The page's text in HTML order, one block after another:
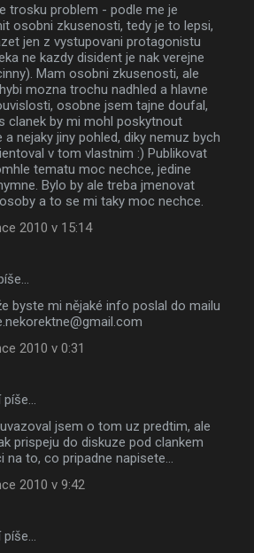
trosku problem - podle me je
osobni zkusenosti, tedy je to lepsi,
jen z vystupovani protagonistu
ne kazdy disident je nak verejne
Mam osobni zkusenosti, ale
mozna trochu nadhled a hlavne
osobne jsem tajne doufal,
clanek by mi mohl poskytnout
nejaky jiny pohled, diky nemuz bych
v tom vlastnim :) Publikovat
tematu moc nechce, jedine
Bylo by ale treba jmenovat
a to se mi taky moc nechce.
2010 v 15:14
byste mi nějaké info poslal do mailu
2010 v 0:31
jsem o tom uz predtim, ale
prispeju do diskuze pod clankem
na to, co pripadne napisete...
2010 v 9:42